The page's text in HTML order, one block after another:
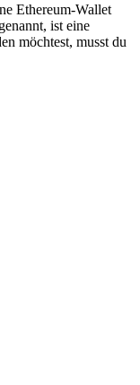
Ethereum-Wallet
ist eine
möchtest, musst du